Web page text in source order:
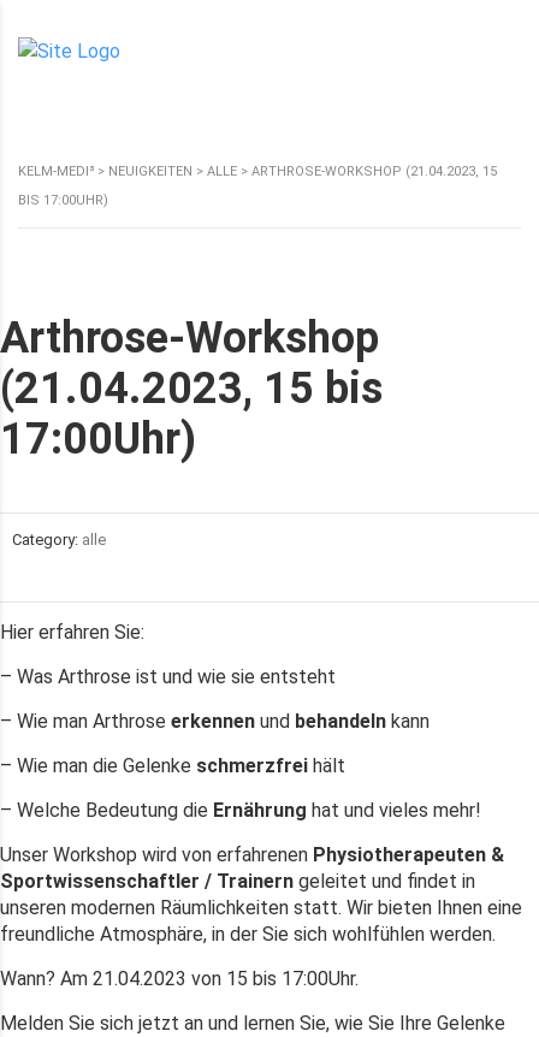
KELM-MEDI³ > NEUIGKEITEN > ALLE > ARTHROSE-WORKSHOP (21.04.2023, 15
BIS 17:00UHR)
Arthrose-Workshop
(21.04.2023, 15 bis
17:00Uhr)
Category: alle
Hier erfahren Sie:
– Was Arthrose ist und wie sie entsteht
– Wie man Arthrose erkennen und behandeln kann
– Wie man die Gelenke schmerzfrei hält
– Welche Bedeutung die Ernährung hat und vieles mehr!
Unser Workshop wird von erfahrenen Physiotherapeuten &
Sportwissenschaftler / Trainern geleitet und findet in
unseren modernen Räumlichkeiten statt. Wir bieten Ihnen eine
freundliche Atmosphäre, in der Sie sich wohlfühlen werden.
Wann? Am 21.04.2023 von 15 bis 17:00Uhr.
Melden Sie sich jetzt an und lernen Sie, wie Sie Ihre Gelenke